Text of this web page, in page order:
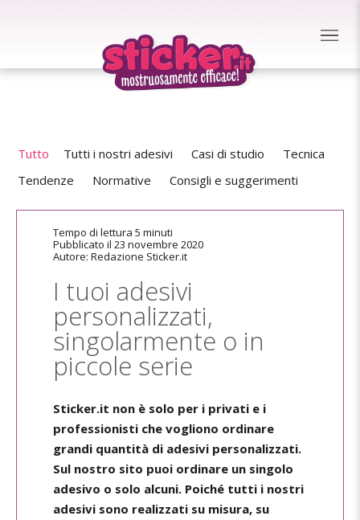
Tutto Tutti i nostri adesivi Casi di studio
Tecnica
Tendenze
Normative Consigli e suggerimenti
Tempo di lettura 5 minuti
Pubblicato il 23 novembre 2020
Autore: Redazione Sticker.it
I tuoi adesivi
personalizzati,
singolarmente o in
piccole serie
Sticker.it non è solo per i privati e i
professionisti che vogliono ordinare
grandi quantità di adesivi personalizzati.
Sul nostro sito puoi ordinare un singolo
adesivo o solo alcuni. Poiché tutti i nostri
adesivi sono realizzati su misura, su